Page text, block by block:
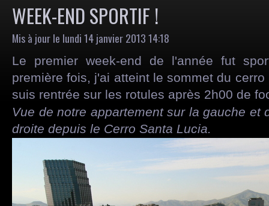
WEEK-END SPORTIF !
Mis à jour le lundi 14 janvier 2013 14:18
Le premier week-end de l'année fut
première fois, j'ai atteint le sommet du
suis rentrée sur les rotules après 2h00 de
Vue de notre appartement sur la gauche et
droite depuis le Cerro Santa Lucia.